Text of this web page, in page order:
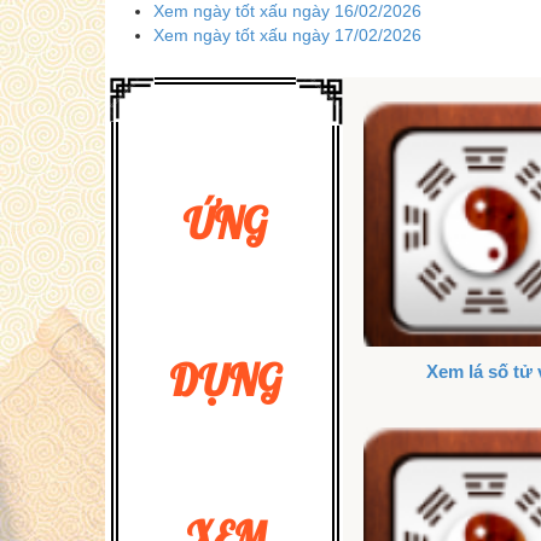
Xem ngày tốt xấu ngày 16/02/2026
Xem ngày tốt xấu ngày 17/02/2026
ỨNG
DỤNG Xem lá số tử